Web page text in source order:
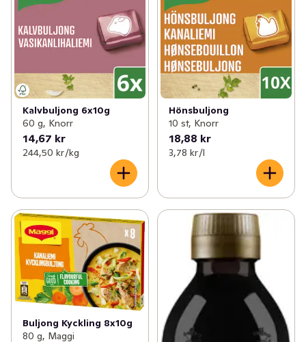
Kalvbuljong 6x10g
60 g, Knorr
14,67 kr
244,50 kr /kg
Hönsbuljong
10 st, Knorr
18,88 kr
3,78 kr /l
Buljong Kyckling 8x10g
80 g, Maggi